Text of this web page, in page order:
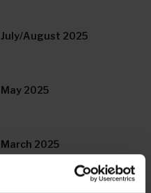
July/August 2025
May 2025
March 2025